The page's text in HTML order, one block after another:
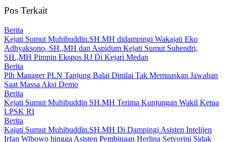
Pos Terkait
Berita
Kejati Sumut Muhibuddin.SH.MH didampingi Wakajati Eko
Adhyaksono, SH.,MH dan Aspidum Kejati Sumut Suhendri,
SH.,MH Pimpin Ekspos RJ Di Kejari Medan
Berita
Plh Manager PLN Tanjung Balai Dinilai Tak Memuaskan Jawaban
Saat Massa Aksi Demo
Berita
Kejati Sumut Muhibuddin SH.MH Terima Kunjungan Wakil Ketua
LPSK RI
Berita
Kajati Sumut Muhibuddin.SH.MH Di Dampingi Asisten Intelijen
Irfan Wibowo hingga Asisten Pembinaan Herlina Setyorini Sidak